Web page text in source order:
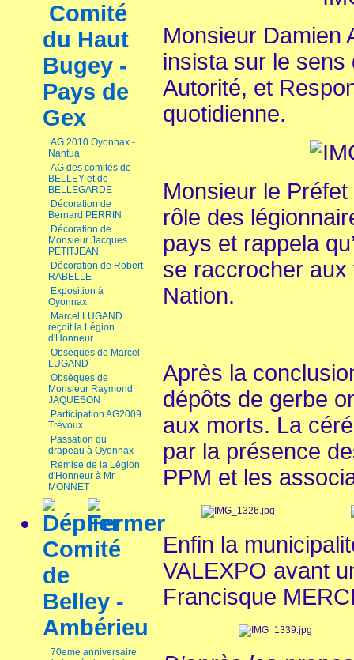
Comité
du Haut
Bugey -
Pays de
Gex
AG 2010 Oyonnax -
Nantua
AG des comités de
BELLEY et de
BELLEGARDE
Décoration de
Bernard PERRIN
Décoration de
Monsieur Jacques
PETITJEAN
Décoration de Robert
RABELLE
Exposition à
Oyonnax
Marcel LUGAND
reçoit la Légion
d'Honneur
Obsèques de Marcel
LUGAND
Obsèques de
Monsieur Raymond
JAQUESON
Participation AG2009
Trévoux
Passation du
drapeau à Oyonnax
Remise de la Légion
d'Honneur à Mr
MONNET
Comité
de
Belley -
Ambérieu
70eme anniversaire
Monsieur Damien
insista sur le
Autorité, et
quotidienne.
Monsieur le
rôle des
pays et rappela
se raccrocher
Nation.
Après la
dépôts de gerbe
aux morts. La
par la présence
PPM et les
Enfin la
VALEXPO avant
Francisque